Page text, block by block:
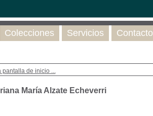
pantalla de inicio ...
María Alzate Echeverri
Colecciones Servicios Contacto